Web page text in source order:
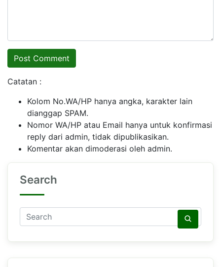
Catatan :
Kolom No.WA/HP hanya angka, karakter lain
dianggap SPAM.
Nomor WA/HP atau Email hanya untuk konfirmasi
reply dari admin, tidak dipublikasikan.
Komentar akan dimoderasi oleh admin.
Search